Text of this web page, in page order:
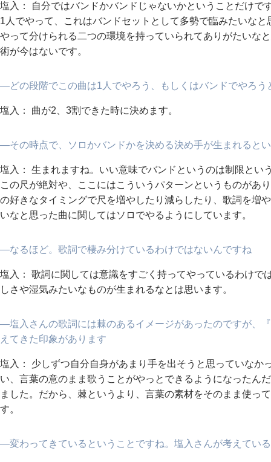
塩入： 自分ではバンドかバンドじゃないかということだけで
1人でやって、これはバンドセットとして多勢で臨みたいな
やって分けられる二つの環境を持っていられてありがたいな
術が今はないです。
―どの段階でこの曲は1人でやろう、もしくはバンドでやろう
塩入： 曲が2、3割できた時に決めます。
―その時点で、ソロかバンドかを決める決め手が生まれると
塩入： 生まれますね。いい意味でバンドというのは制限とい
この尺が絶対や、ここにはこういうパターンというものがあ
の好きなタイミングで尺を増やしたり減らしたり、歌詞を増
いなと思った曲に関してはソロでやるようにしています。
―なるほど。歌詞で棲み分けているわけではないんですね
塩入： 歌詞に関しては意識をすごく持ってやっているわけで
しさや湿気みたいなものが生まれるなとは思います。
―塩入さんの歌詞には棘のあるイメージがあったのですが、
えてきた印象があります
塩入： 少しずつ自分自身があまり手を出そうと思っていなか
い、言葉の意のまま歌うことがやっとできるようになったん
ました。だから、棘というより、言葉の素材をそのまま使っ
す。
―変わってきているということですね。塩入さんが考えてい